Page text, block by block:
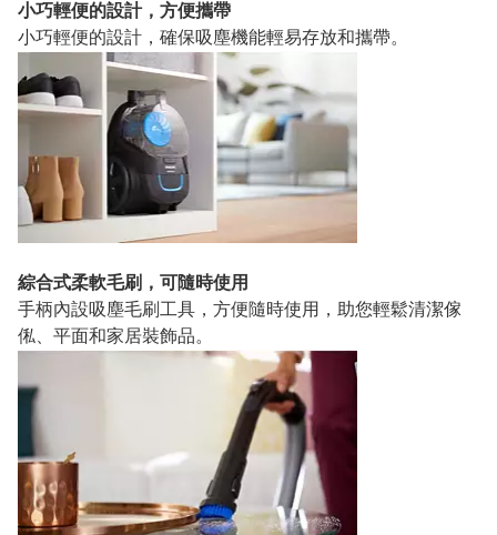
小巧輕便的設計，方便攜帶
小巧輕便的設計，確保吸塵機能輕易存放和攜帶。
綜合式柔軟毛刷，可隨時使用
手柄內設吸塵毛刷工具，方便隨時使用，助您輕鬆清潔傢
俬、平面和家居裝飾品。